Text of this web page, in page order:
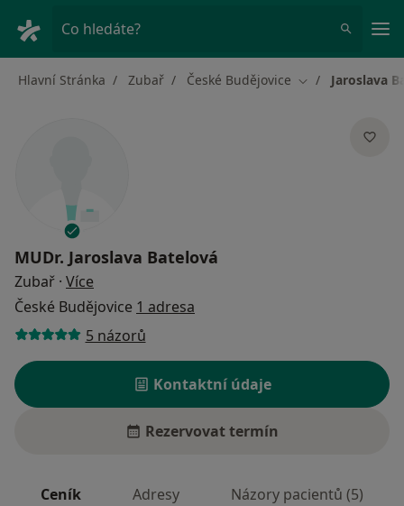
Co hledáte?
Hlavní Stránka Zubař České Budějovice Změna města
Jaroslava
MUDr. Jaroslava Batelová
Zubař · Více
České Budějovice 1 adresa
5 názorů
Kontaktní údaje
Rezervovat termín
Ceník Adresy Názory pacientů (5)